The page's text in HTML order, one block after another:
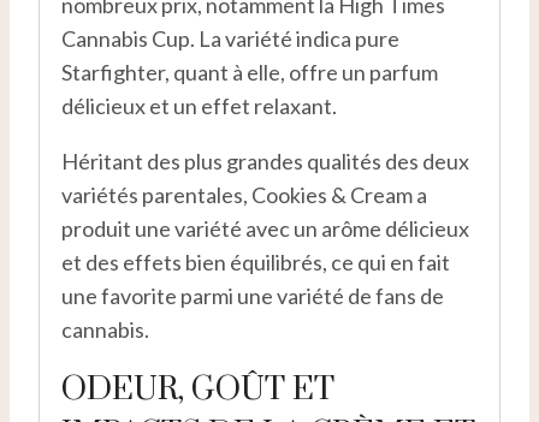
Cannabis Cup. La variété indica pure
Starfighter, quant à elle, offre un parfum
délicieux et un effet relaxant.
Héritant des plus grandes qualités des deux
variétés parentales, Cookies & Cream a
produit une variété avec un arôme délicieux
et des effets bien équilibrés, ce qui en fait
une favorite parmi une variété de fans de
cannabis.
ODEUR, GOÛT ET